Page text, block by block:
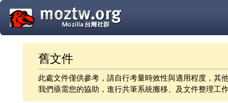
舊文件
此處文件僅供參考，請自行考量時效性與適用程度，其
我們亟需您的協助，進行共筆系統搬移、及文件整理工